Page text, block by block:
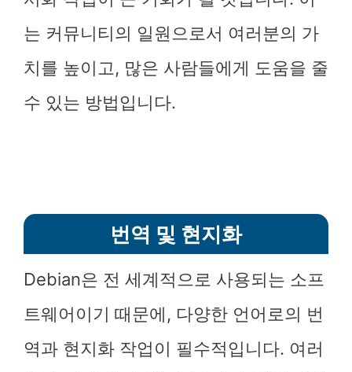
는 커뮤니티의 일원으로서 여러분의 가
치를 높이고, 많은 사람들에게 도움을 줄
수 있는 방법입니다.
번역 및 현지화
Debian은 전 세계적으로 사용되는 소프
트웨어이기 때문에, 다양한 언어로의 번
역과 현지화 작업이 필수적입니다. 여러